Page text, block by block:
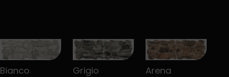
Bianco Grigio Arena